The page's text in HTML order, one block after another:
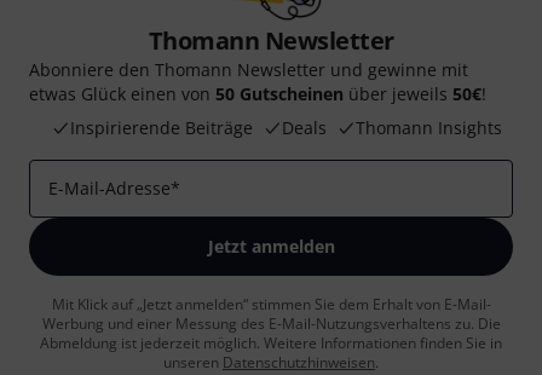
Thomann Newsletter
Abonniere den Thomann Newsletter und gewinne mit
etwas Glück einen von 50 Gutscheinen über jeweils 50€!
Inspirierende Beiträge
Deals Thomann Insights
E-Mail-Adresse*
Jetzt anmelden
Mit Klick auf „Jetzt anmelden“ stimmen Sie dem Erhalt von E-Mail-
Werbung und einer Messung des E-Mail-Nutzungsverhaltens zu. Die
Abmeldung ist jederzeit möglich. Weitere Informationen finden Sie in
unseren Datenschutzhinweisen.